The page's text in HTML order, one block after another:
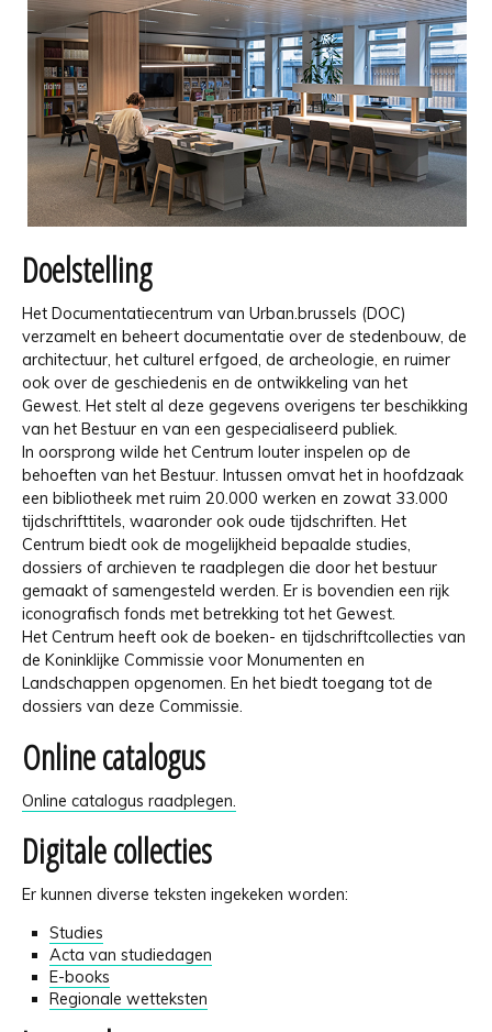
Doelstelling
Het Documentatiecentrum van Urban.brussels (DOC)
verzamelt en beheert documentatie over de stedenbouw, de
architectuur, het culturel erfgoed, de archeologie, en ruimer
ook over de geschiedenis en de ontwikkeling van het
Gewest. Het stelt al deze gegevens overigens ter beschikking
van het Bestuur en van een gespecialiseerd publiek.
In oorsprong wilde het Centrum louter inspelen op de
behoeften van het Bestuur. Intussen omvat het in hoofdzaak
een bibliotheek met ruim 20.000 werken en zowat 33.000
tijdschrifttitels, waaronder ook oude tijdschriften. Het
Centrum biedt ook de mogelijkheid bepaalde studies,
dossiers of archieven te raadplegen die door het bestuur
gemaakt of samengesteld werden. Er is bovendien een rijk
iconografisch fonds met betrekking tot het Gewest.
Het Centrum heeft ook de boeken- en tijdschriftcollecties van
de Koninklijke Commissie voor Monumenten en
Landschappen opgenomen. En het biedt toegang tot de
dossiers van deze Commissie.
Online catalogus
Online catalogus raadplegen.
Digitale collecties
Er kunnen diverse teksten ingekeken worden:
Studies
Acta van studiedagen
E-books
Regionale wetteksten